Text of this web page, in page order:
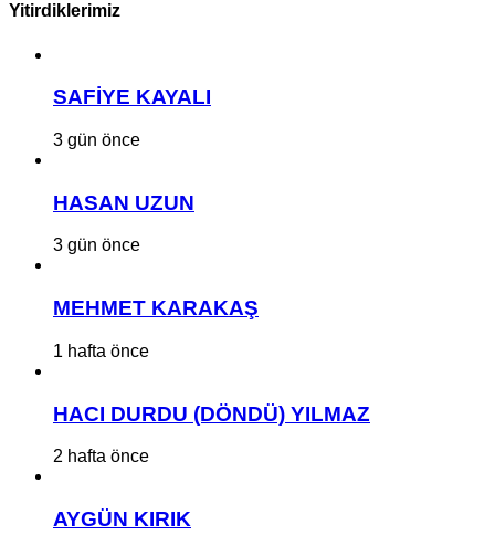
Yitirdiklerimiz
SAFİYE KAYALI
3 gün önce
HASAN UZUN
3 gün önce
MEHMET KARAKAŞ
1 hafta önce
HACI DURDU (DÖNDÜ) YILMAZ
2 hafta önce
AYGÜN KIRIK